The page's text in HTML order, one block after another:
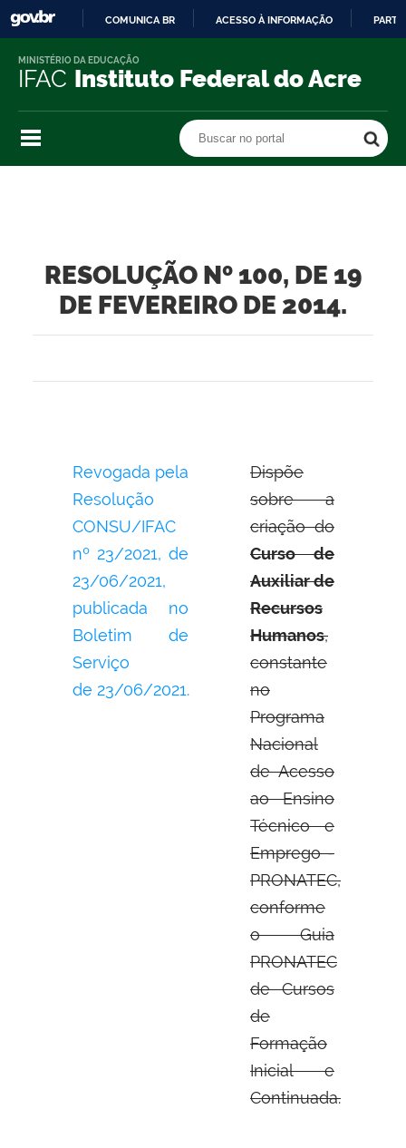
O
COMUNICA BR ACESSO À INFORMAÇÃO
IFAC Instituto Federal do Acre
MINISTÉRIO DA EDUCAÇÃO
Buscar no portal
RESOLUÇÃO Nº 100, DE 19
DE FEVEREIRO DE 2014.
Revogada pela
Resolução
CONSU/IFAC
nº 23/2021, de
23/06/2021,
publicada no
Boletim de
Serviço
de 23/06/2021.
Dispõe
sobre a
criação do
Curso de
Auxiliar de
Recursos
Humanos,
constante
no
Programa
Nacional
de Acesso
ao Ensino
Técnico e
Emprego -
PRONATEC,
conforme
o Guia
PRONATEC
de Cursos
de
Formação
Inicial e
Continuada.